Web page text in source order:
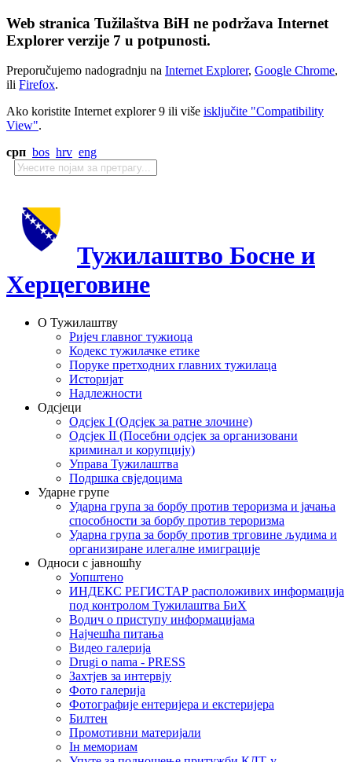
Web stranica Tužilaštva BiH ne podržava Internet
Explorer verzije 7 u potpunosti.
Preporučujemo nadogradnju na Internet Explorer, Google Chrome,
ili Firefox.
Ako koristite Internet explorer 9 ili više isključite "Compatibility
View".
срп bos hrv eng
Тужилаштво Босне и
Херцеговине
О Тужилаштву
Ријеч главног тужиоца
Кодекс тужилачке етике
Поруке претходних главних тужилаца
Историјат
Надлежности
Одсјеци
Одсјек I (Одсјек за ратне злочине)
Одсјек II (Посебни одсјек за организовани
криминал и корупцију)
Управа Тужилаштва
Подршка свједоцима
Ударне групе
Ударна група за борбу против тероризма и јачања
способности за борбу против тероризма
Ударна група за борбу против трговине људима и
организиране илегалне имиграције
Односи с јавношћу
Уопштено
ИНДЕКС РЕГИСТАР расположивих информација
под контролом Тужилаштва БиХ
Водич о приступу информацијама
Најчешћа питања
Видео галерија
Drugi o nama - PRESS
Захтјев за интервју
Фото галерија
Фотографије ентеријера и екстеријера
Билтен
Промотивни материјали
Iн мемориам